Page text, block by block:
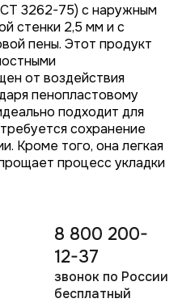
3262-75) с наружным
стенки 2,5 мм и с
пены. Этот продукт
от воздействия
пенопластовому
подходит для
сохранение
Кроме того, она легкая
процесс укладки
8 800 200-
12-37
звонок по России
бесплатный